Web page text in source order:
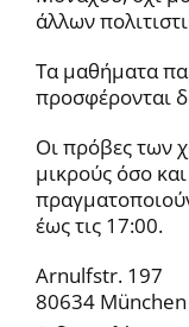
άλλων
Τα μαθήματα
προσφέρονται
Οι πρόβες των
μικρούς όσο
έως τις 17:00.
Arnulfstr. 197
80634 München